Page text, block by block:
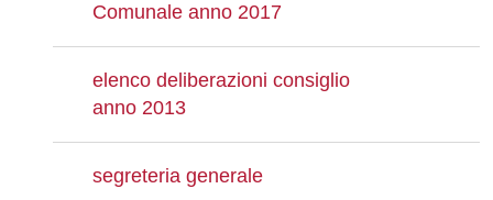
Comunale anno 2017
elenco deliberazioni consiglio
anno 2013
segreteria generale